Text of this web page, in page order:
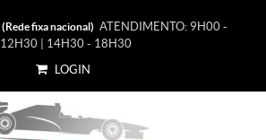
(Rede fixa nacional) ATENDIMENTO: 9H00 -
12H30 | 14H30 - 18H30
LOGIN